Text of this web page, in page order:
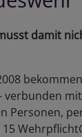
damit
verbunden
Personen,